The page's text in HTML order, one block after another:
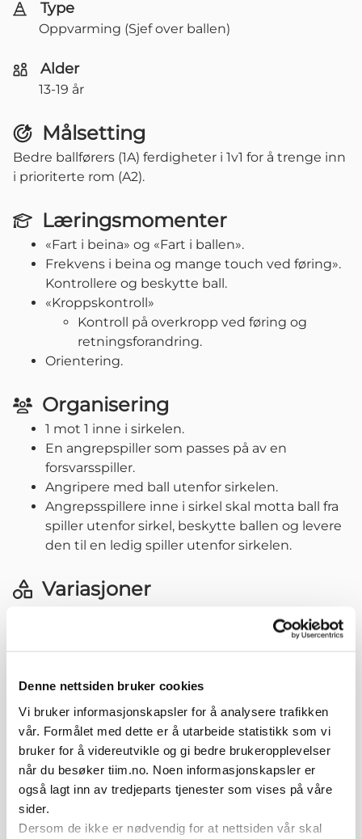
Denne nettsiden bruker cookies
Vi bruker informasjonskapsler for å analysere trafikken
vår. Formålet med dette er å utarbeide statistikk som vi
bruker for å videreutvikle og gi bedre brukeropplevelser
når du besøker tiim.no. Noen informasjonskapsler er
også lagt inn av tredjeparts tjenester som vises på våre
sider.
Dersom de ikke er nødvendig for at nettsiden vår skal
Type
Oppvarming (Sjef over ballen)
Alder
13-19 år
Målsetting
Bedre ballførers (1A) ferdigheter i 1v1 for å trenge inn
i prioriterte rom (A2).
Læringsmomenter
«Fart i beina» og «Fart i ballen».
Frekvens i beina og mange touch ved føring».
Kontrollere og beskytte ball.
«Kroppskontroll»
Kontroll på overkropp ved føring og
retningsforandring.
Orientering.
Organisering
1 mot 1 inne i sirkelen.
En angrepspiller som passes på av en
forsvarsspiller.
Angripere med ball utenfor sirkelen.
Angrepsspillere inne i sirkel skal motta ball fra
spiller utenfor sirkel, beskytte ballen og levere
den til en ledig spiller utenfor sirkelen.
Variasjoner
Tøffhet i press. Mulig å begynne med
øvelse nummer 6.
Referanser
Hvis du ønsker mer kontekst så er denne øvelsen
referert til i følgende artikler: